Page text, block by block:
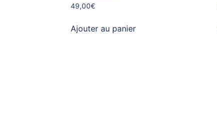
49,00€
Ajouter au panier